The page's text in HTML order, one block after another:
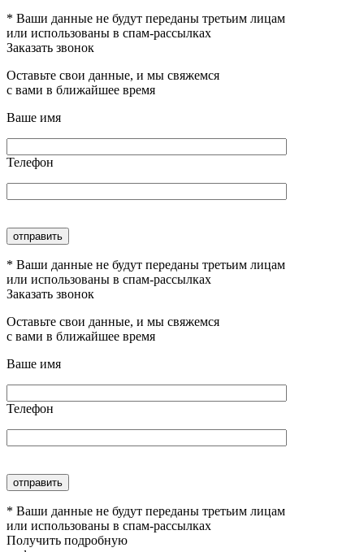
* Ваши данные не будут переданы третьим лицам
или использованы в спам-рассылках
Заказать звонок
Оставьте свои данные, и мы свяжемся
с вами в ближайшее время
Ваше имя
Телефон
* Ваши данные не будут переданы третьим лицам
или использованы в спам-рассылках
Заказать звонок
Оставьте свои данные, и мы свяжемся
с вами в ближайшее время
Ваше имя
Телефон
* Ваши данные не будут переданы третьим лицам
или использованы в спам-рассылках
Получить подробную